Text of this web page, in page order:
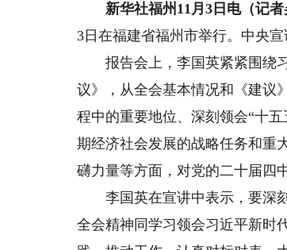
新华社福州11月3日电（记者
3日在福建省福州市举行。中央
报告会上，李国英紧紧围绕习
议》，从全会基本情况和《建议
程中的重要地位、深刻领会“十
期经济社会发展的战略任务和重
礴力量等方面，对党的二十届四
李国英在宣讲中表示，要深刻
全会精神同学习领会习近平新时